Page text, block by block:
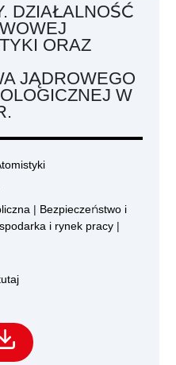
DZIAŁALNOŚĆ
ORAZ
JĄDROWEGO
W
| Bezpieczeństwo i
i rynek pracy |